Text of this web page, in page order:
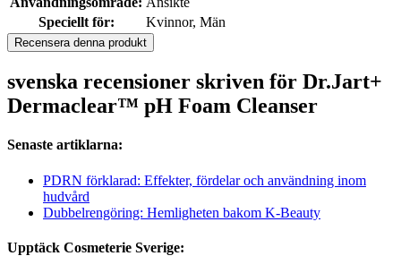
Speciellt för:
Kvinnor, Män
Recensera denna produkt
svenska recensioner skriven för Dr.Jart+
Dermaclear™ pH Foam Cleanser
Senaste artiklarna:
PDRN förklarad: Effekter, fördelar och användning inom
hudvård
Dubbelrengöring: Hemligheten bakom K-Beauty
Upptäck Cosmeterie Sverige: